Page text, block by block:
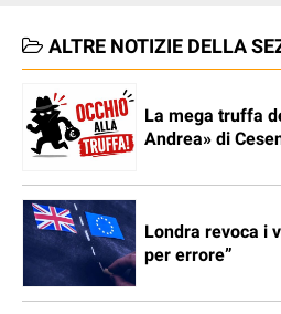
ALTRE NOTIZIE DELLA
La mega truffa
Andrea» di
Londra revoca i
per errore”